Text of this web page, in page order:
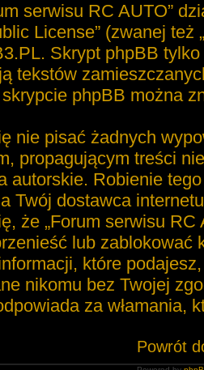
serwisu RC AUTO”
License” (zwanej też
. Skrypt phpBB
tekstów
phpBB można
nie pisać żadnych
propagującym treści
autorskie. Robienie
Twój dostawca
że „Forum serwisu
lub zablokować
które
nikomu bez Twojej
za włamania,
Powrót